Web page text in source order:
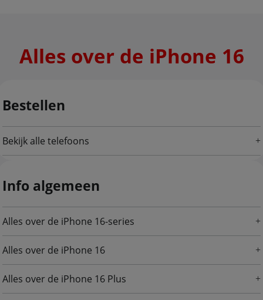
Alles over de iPhone 16
Bestellen
Bekijk alle telefoons
Info algemeen
Alles over de iPhone 16-series
Alles over de iPhone 16
Alles over de iPhone 16 Plus